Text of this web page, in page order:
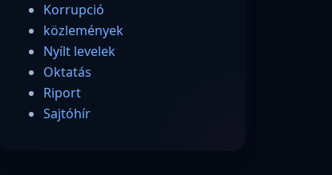
Korrupció
közlemények
Nyílt levelek
Oktatás
Riport
Sajtóhír